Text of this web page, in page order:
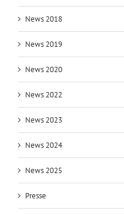
News 2018
News 2019
News 2020
News 2022
News 2023
News 2024
News 2025
Presse